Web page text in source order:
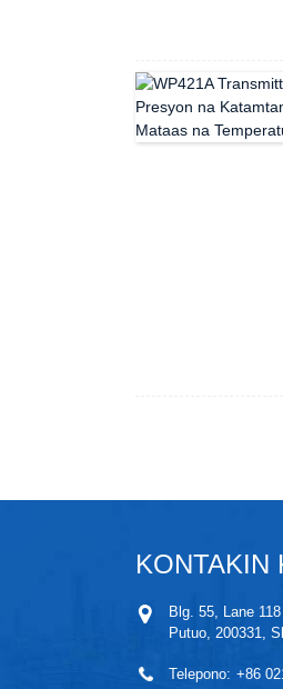
KONTAKIN
Blg. 55, Lane
Putuo, 200331,
Telepono: +86